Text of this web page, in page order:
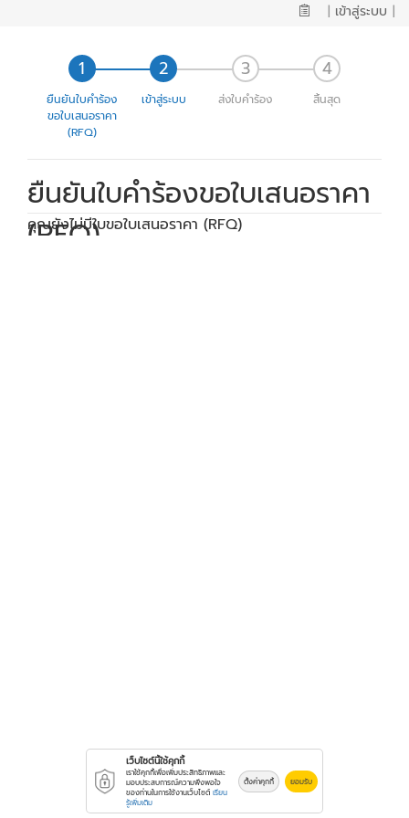
| เข้าสู่ระบบ |
ยืนยันใบคำร้อง
ขอใบเสนอราคา
(RFQ)
เข้าสู่ระบบ ส่งใบคำร้อง สิ้นสุด
ยืนยันใบคำร้องขอใบเสนอราคา
(RFQ)
คุณยังไม่มีใบขอใบเสนอราคา (RFQ)
เว็บไซต์นี้ใช้คุกกี้
เราใช้คุกกี้เพื่อเพิ่มประสิทธิภาพและ
มอบประสบการณ์ความพึงพอใจ
ของท่านในการใช้งานเว็บไซต์ เรียน
รู้เพิ่มเติม
ตั้งค่าคุกกี้ ยอมรับ